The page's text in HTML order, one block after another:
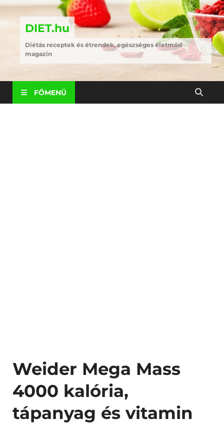
DIET.hu
Diétás receptek és étrendek, egészséges életmód
magazin
FŐMENÜ
Weider Mega Mass
4000 kalória,
tápanyag és vitamin